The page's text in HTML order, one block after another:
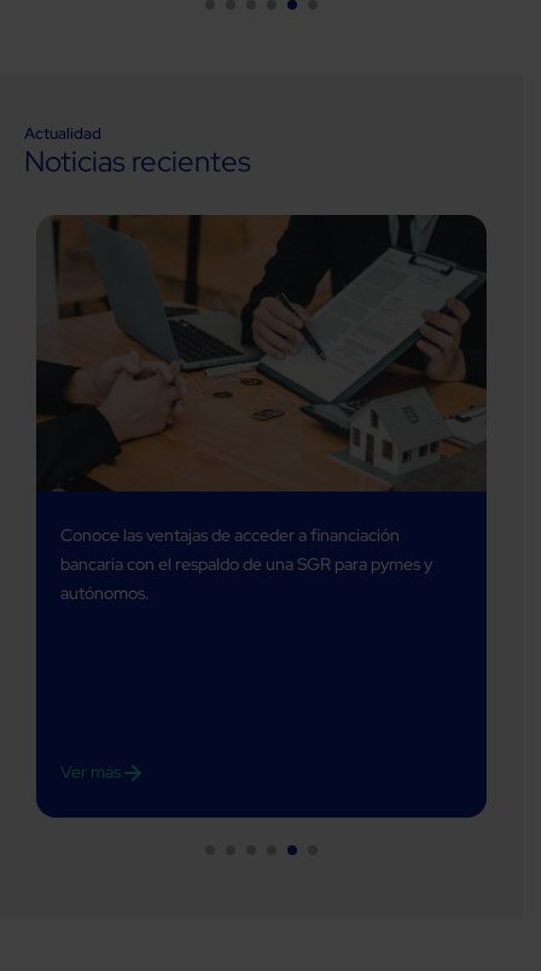
Actualidad
Noticias recientes
Conoce las ventajas de acceder a financiación
bancaria con el respaldo de una SGR para pymes y
autónomos.
Ver más